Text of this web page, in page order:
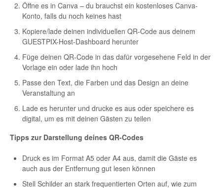
Öffne es in Canva – du brauchst ein kostenloses Canva-
Konto, falls du noch keines hast
Kopiere/lade deinen individuellen QR-Code aus deinem
GUESTPIX-Host-Dashboard herunter
Füge deinen QR-Code in das dafür vorgesehene Feld in der
Vorlage ein oder lade ihn hoch
Passe den Text, die Farben und das Design an deine
Veranstaltung an
Lade es herunter und drucke es aus oder speichere es
digital, um es mit deinen Gästen zu teilen
Tipps zur Darstellung deines QR-Codes
Druck es im Format A5 oder A4 aus, damit die Gäste es
auch aus der Entfernung gut lesen können
Stell Schilder an stark frequentierten Orten auf, wie zum